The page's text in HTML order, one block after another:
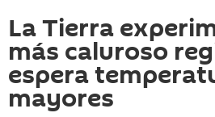
La Tierra
más caluroso
espera
mayores